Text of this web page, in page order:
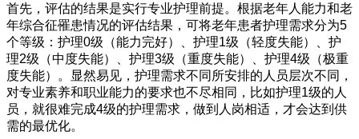
首先，评估的结果是实行专业护理前提。根据老年人能力和老
年综合征罹患情况的评估结果，可将老年患者护理需求分为5
个等级：护理0级（能力完好）、护理1级（轻度失能）、护
理2级（中度失能）、护理3级（重度失能）、护理4级（极重
度失能）。显然易见，护理需求不同所安排的人员层次不同，
对专业素养和职业能力的要求也不尽相同，比如护理1级的人
员，就很难完成4级的护理需求，做到人岗相适，才会达到供
需的最优化。